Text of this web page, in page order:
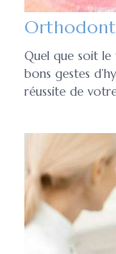
Quel que soit le
bons gestes
réussite de